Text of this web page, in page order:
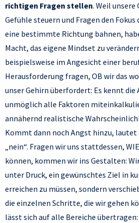
richtigen Fragen stellen. Weil unsere
Gefühle steuern und Fragen den
eine bestimmte Richtung bahnen,
Macht, das eigene Mindset zu
beispielsweise im Angesicht einer
Herausforderung fragen, OB wir das
unser Gehirn überfordert: Es kennt
unmöglich alle Faktoren
annähernd realistische
Kommt dann noch Angst hinzu,
„nein“. Fragen wir uns stattdessen,
können, kommen wir ins Gestalten:
unter Druck, ein gewünschtes Ziel in
erreichen zu müssen, sondern
die einzelnen Schritte, die wir gehen
lässt sich auf alle Bereiche